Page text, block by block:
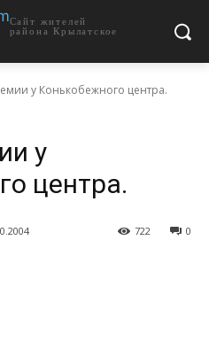
Сайт жителей
района Крылатское
у Конькобежного центра.
у
центра.
0
722